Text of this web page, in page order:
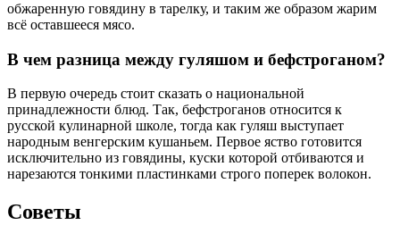
обжаренную говядину в тарелку, и таким же образом жарим
всё оставшееся мясо.
В чем разница между гуляшом и бефстроганом?
В первую очередь стоит сказать о национальной
принадлежности блюд. Так, бефстроганов относится к
русской кулинарной школе, тогда как гуляш выступает
народным венгерским кушаньем. Первое яство готовится
исключительно из говядины, куски которой отбиваются и
нарезаются тонкими пластинками строго поперек волокон.
Советы